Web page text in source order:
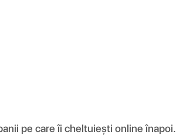
pe care îi cheltuiești online înapoi.